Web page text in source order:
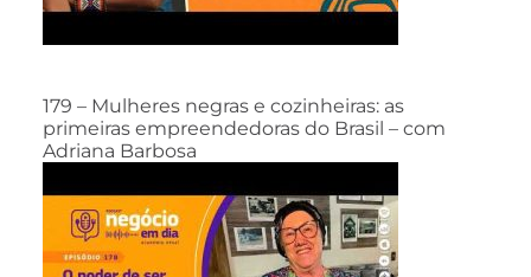
179 – Mulheres negras e cozinheiras: as
primeiras empreendedoras do Brasil – com
Adriana Barbosa